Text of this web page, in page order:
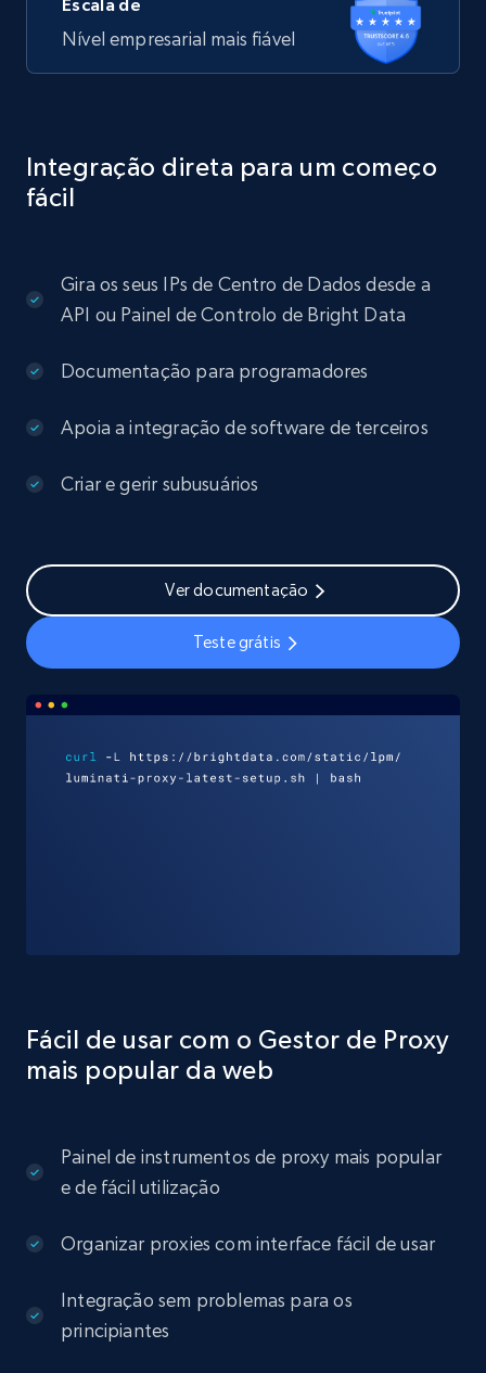
Escala de
Nível empresarial mais fiável
Integração direta para um começo
fácil
Gira os seus IPs de Centro de Dados desde a
API ou Painel de Controlo de Bright Data
Documentação para programadores
Apoia a integração de software de terceiros
Criar e gerir subusuários
Ver documentação
Teste grátis
Fácil de usar com o Gestor de Proxy
mais popular da web
Painel de instrumentos de proxy mais popular
e de fácil utilização
Organizar proxies com interface fácil de usar
Integração sem problemas para os
principiantes